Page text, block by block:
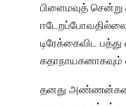
பிளைமவுத்
டிரேக்கைவிட
கதாநாயகனாகவும்
தனது